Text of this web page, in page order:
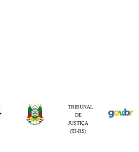
TRIBUNAL
DE
JUSTIÇA
(TJ-RS)